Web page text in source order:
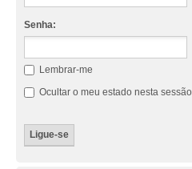
Senha:
Lembrar-me
Ocultar o meu estado nesta sessão